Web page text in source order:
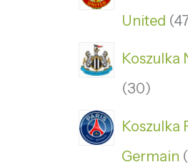
United
Koszulka
30
Koszulka
Germain